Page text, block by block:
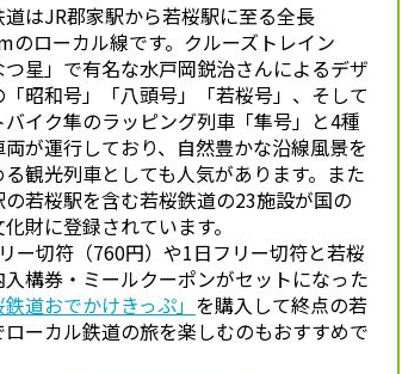
はJR郡家駅から若桜駅に至る全長
のローカル線です。クルーズトレイン
つ星」で有名な水戸岡鋭治さんによるデザ
「昭和号」「八頭号」「若桜号」、そして
バイク隼のラッピング列車「隼号」と4種
両が運行しており、自然豊かな沿線風景を
観光列車としても人気があります。また
若桜駅を含む若桜鉄道の23施設が国の
財に登録されています。
ー切符（760円）や1日フリー切符と若桜
構券・ミールクーポンがセットになった
鉄道おでかけきっぷ」 を購入して終点の若
ーカル鉄道の旅を楽しむのもおすすめで